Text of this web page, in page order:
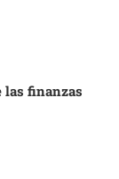
las finanzas